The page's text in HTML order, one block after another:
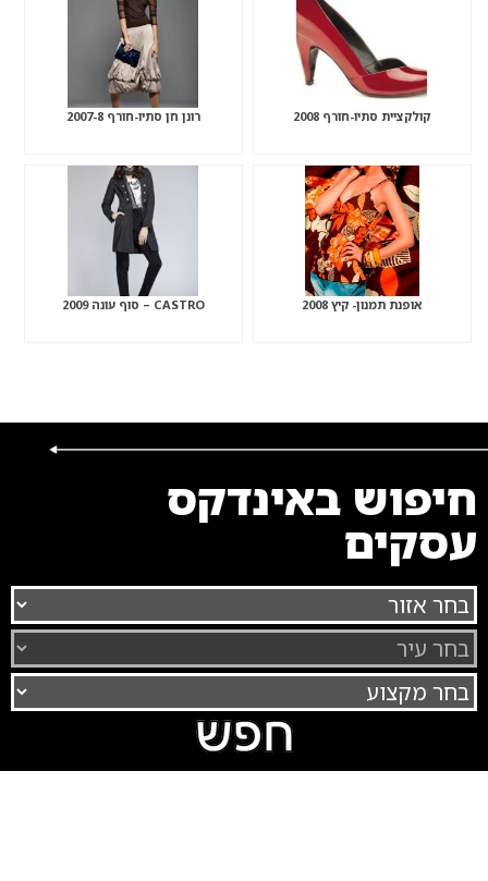
קולקציית סתיו-חורף 2008 רונן חן סתיו-חורף 2007-8
אופנת תמנון- קיץ 2008 CASTRO – סוף עונה 2009
חיפוש באינדקס
עסקים